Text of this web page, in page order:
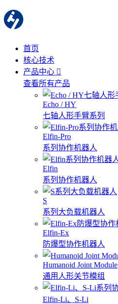
首页
核心技术
产品中心
查看所有产品
Echo / HY
七轴人形手臂系列
Elfin-Pro
系列协作机器人
Elfin
系列协作机器人
S
系列大负载机器人
Elfin-Ex
防爆型协作机器人
Humanoid Joint Module
通用人形关节模组
Elfin-Li、S-Li